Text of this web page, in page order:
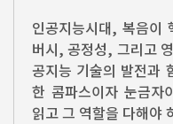
인공지능시대, 복음이
버시, 공정성, 그리고
공지능 기술의 발전과
한 콤파스이자 눈금자
읽고 그 역할을 다해야